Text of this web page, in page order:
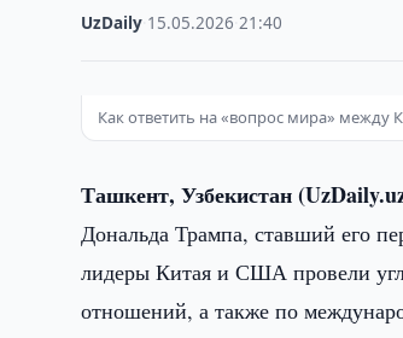
UzDaily 15.05.2026 ·21:40
Как ответить на «вопрос мира»
Ташкент, Узбекистан
Дональда Трампа, ставший его
лидеры Китая и США провели
отношений, а также по